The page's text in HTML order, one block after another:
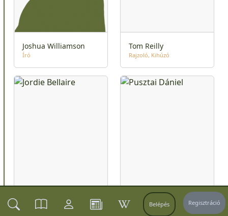
Belépés Regisztráció
Joshua Williamson
Író
Tom Reilly
Rajzoló Kihúzó